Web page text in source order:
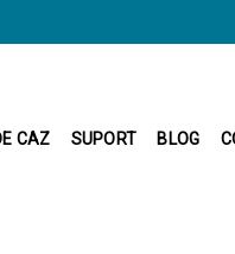
CAZ SUPORT BLOG